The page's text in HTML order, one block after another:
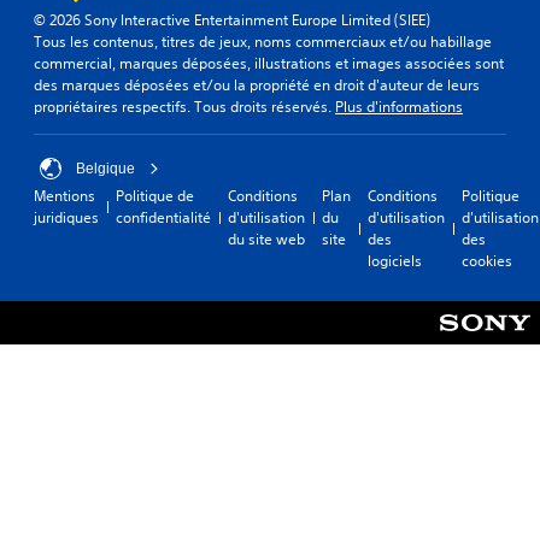
© 2026 Sony Interactive Entertainment Europe Limited (SIEE)
Tous les contenus, titres de jeux, noms commerciaux et/ou habillage
commercial, marques déposées, illustrations et images associées sont
des marques déposées et/ou la propriété en droit d'auteur de leurs
propriétaires respectifs. Tous droits réservés. Plus d'informations
Belgique
Mentions
juridiques
Politique de
confidentialité
Conditions
d'utilisation
du site web
Plan
du
site
Conditions
d'utilisation
des
logiciels
Politique
d'utilisation
des
cookies